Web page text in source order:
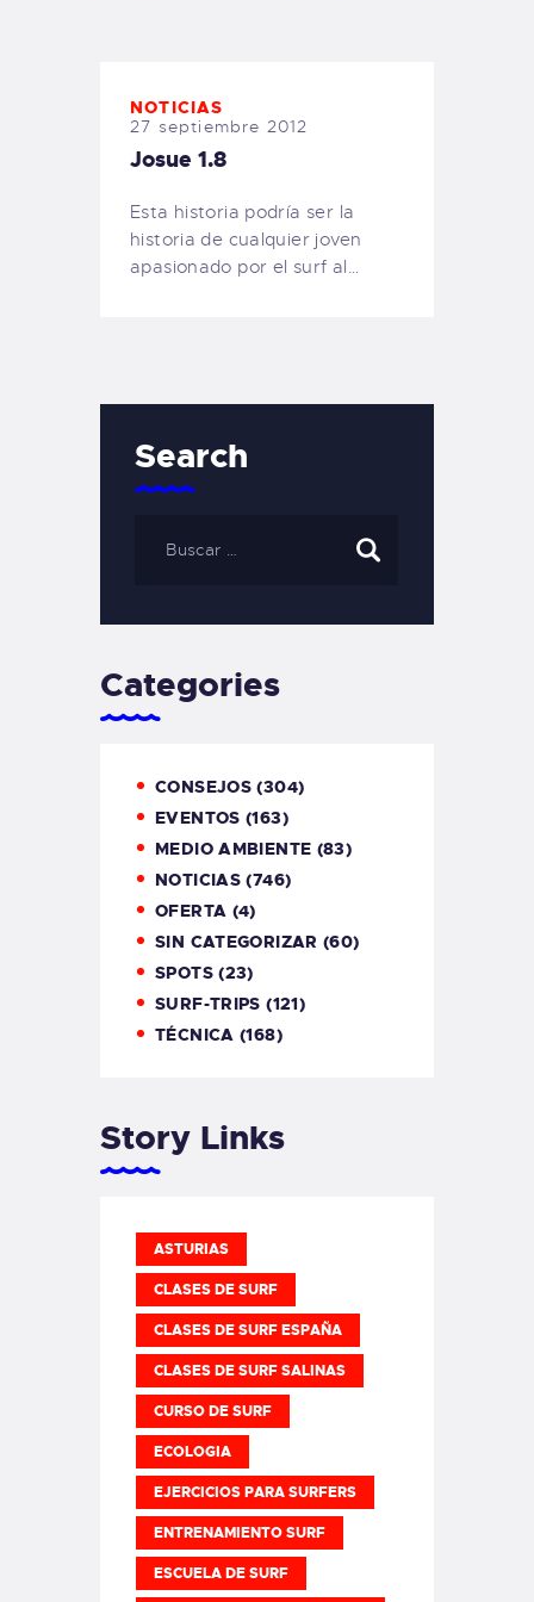
NOTICIAS
27 septiembre 2012
Josue 1.8
Esta historia podría ser la
historia de cualquier joven
apasionado por el surf al…
Search
Categories
CONSEJOS (304)
EVENTOS (163)
MEDIO AMBIENTE (83)
NOTICIAS (746)
OFERTA (4)
SIN CATEGORIZAR (60)
SPOTS(23)
SURF-TRIPS (121)
TÉCNICA (168)
Story Links
ASTURIAS
CLASES DE SURF
CLASES DE SURF ESPAÑA
CLASES DE SURF SALINAS
CURSO DE SURF
ECOLOGIA
EJERCICIOS PARA SURFERS
ENTRENAMIENTO SURF
ESCUELA DE SURF